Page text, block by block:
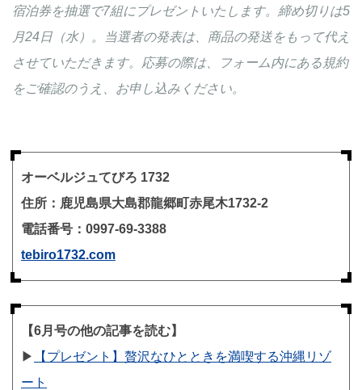
宿泊券を抽選で7組にプレゼントいたします。締め切りは5
月24日（水）。当選者の発表は、商品の発送をもって代え
させていただきます。応募の際は、フォーム内にある規約
をご確認のうえ、お申し込みください。
オーベルジュてびろ 1732
住所：鹿児島県大島郡龍郷町赤尾木1732-2
電話番号：0997-69-3388
tebiro1732.com
【6月号の他の記事を読む】
▶︎
【プレゼント】贅沢なひとときを満喫する沖縄リゾ
ート